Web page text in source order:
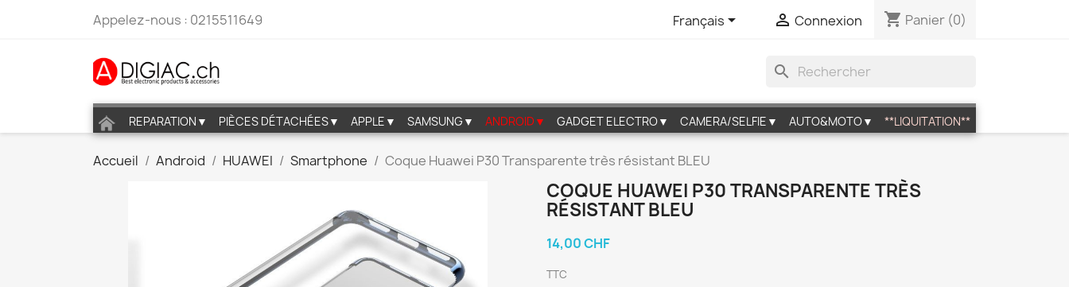
Appelez-nous : 0215511649 Français  Connexion shopping_cart Panier (0)
search
REPARATION▼ PIÈCES DÉTACHÉES▼ APPLE▼ SAMSUNG▼ ANDROID▼ GADGET ELECTRO▼ CAMERA/SELFIE▼ AUTO&MOTO▼ **LIQUITATION**
Accueil Android HUAWEI Smartphone Coque Huawei P30 Transparente très résistant BLEU
COQUE HUAWEI P30 TRANSPARENTE TRÈS
RÉSISTANT BLEU
14,00 CHF
TTC